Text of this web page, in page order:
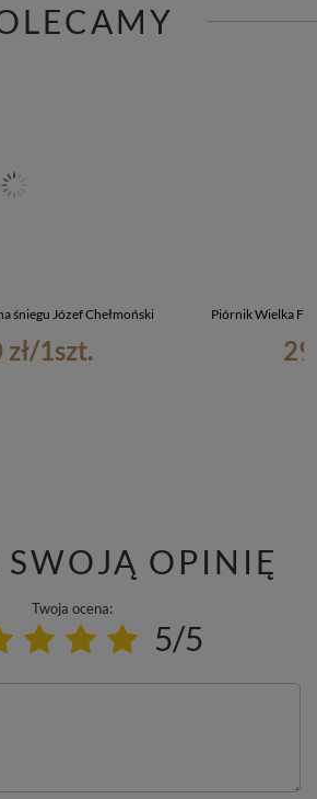
śniegu Józef Chełmoński
/1szt.
Piórnik Wielka
OPINIĘ
Twoja ocena:
5/5